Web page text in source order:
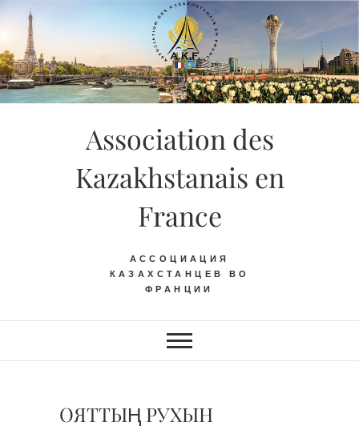
Skip
content
Association des
Kazakhstanais en
France
АССОЦИАЦИЯ
КАЗАХСТАНЦЕВ ВО
ФРАНЦИИ
ОЯТТЫҢ РУХЫН